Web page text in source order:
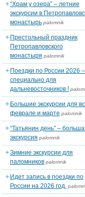
“Храм у озера” – летние
экскурсии в
монастырь palomnik
Престольный праздник
Петропавловского
монастыря palomnik
Поездки по России 2026 –
специально для
дальневосточников !
Большие экскурсии для
феврале и марте palomnik
“Татьянин день” –
экскурсия palomnik
Зимние экскурсии для
паломников palomnik
Идет запись в поездки по
России на 2026 год.